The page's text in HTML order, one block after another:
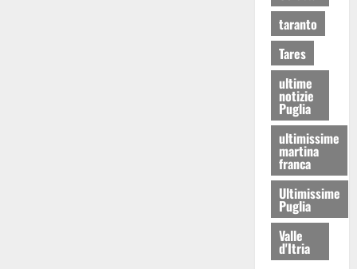
taranto
Tares
ultime
notizie
Puglia
ultimissime
martina
franca
Ultimissime
Puglia
Valle
d'Itria